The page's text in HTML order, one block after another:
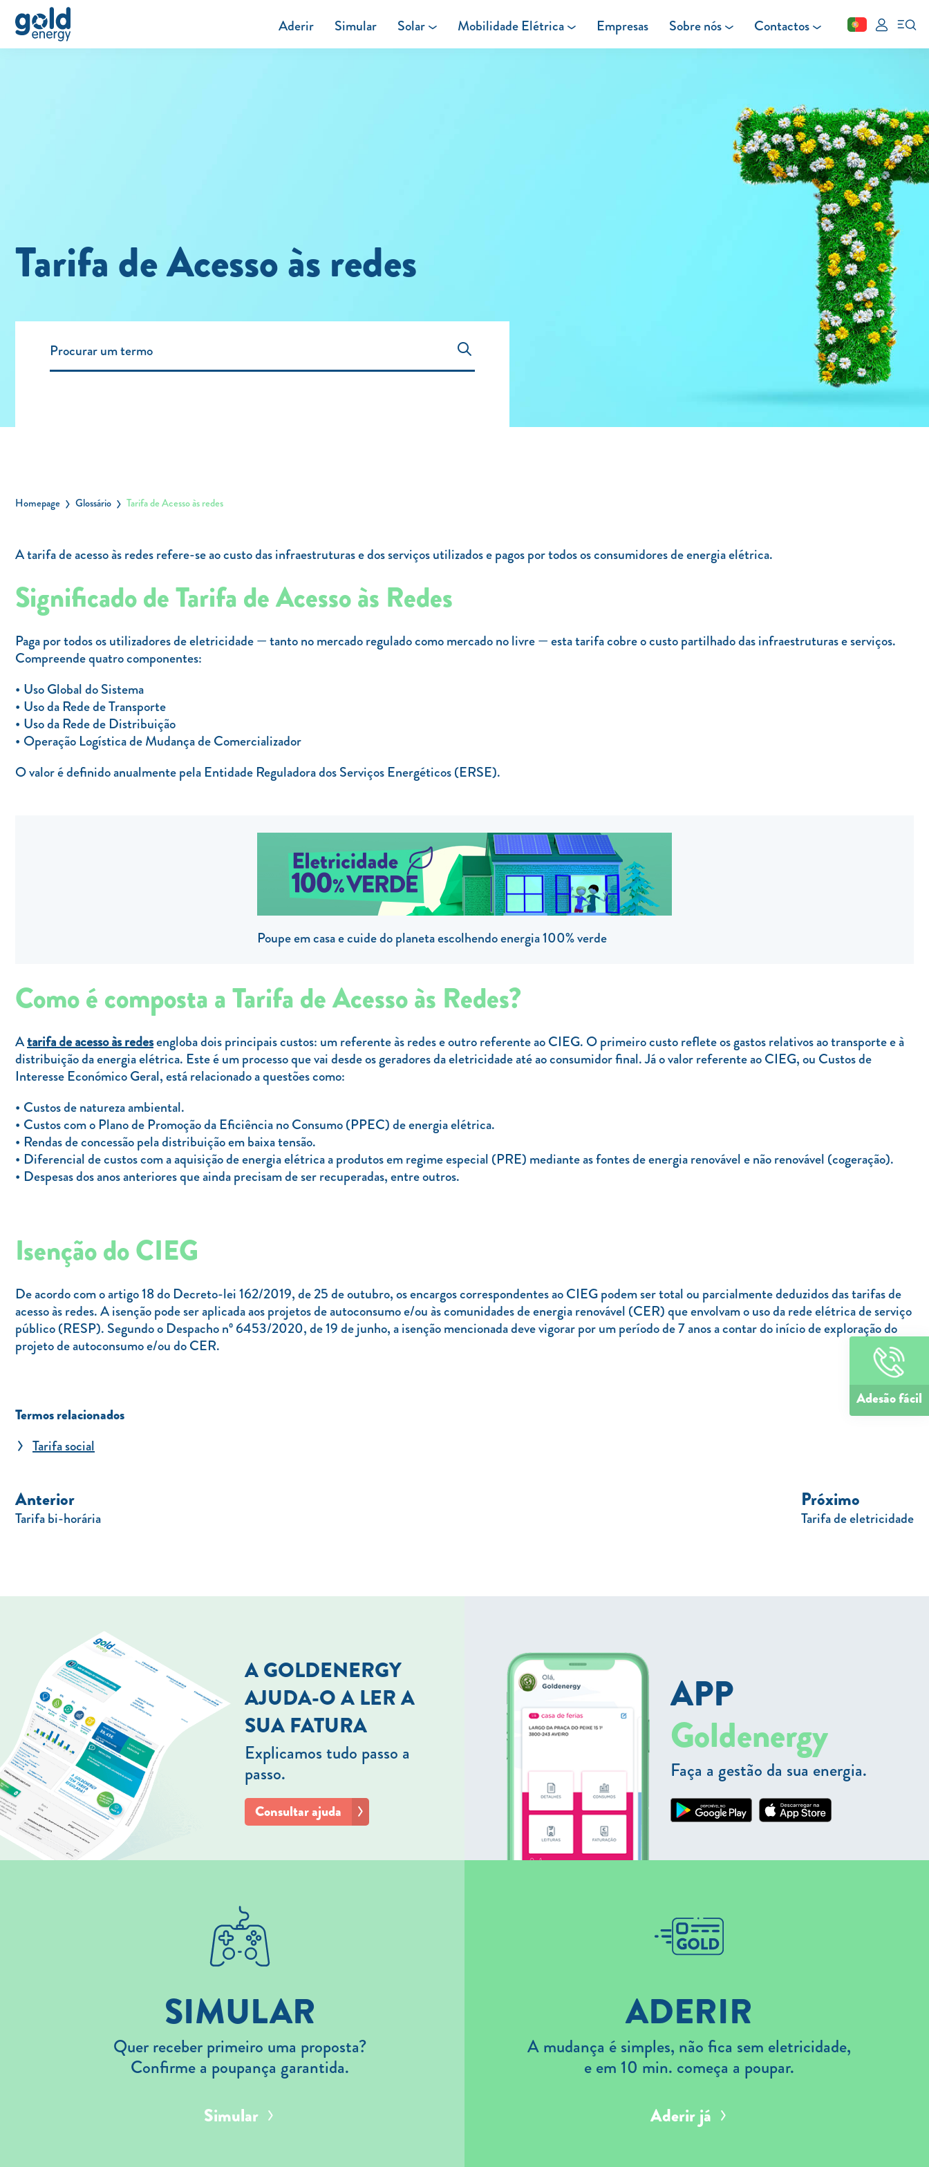
Aderir Simular Solar Mobilidade Elétrica Empresas Sobre nós Contactos
Fechar
Tarifa de Acesso às redes
Homepage Glossário Tarifa de Acesso às redes
A tarifa de acesso às redes refere-se ao custo das infraestruturas e dos serviços utilizados e pagos por todos os consumidores de energia elétrica.
Significado de Tarifa de Acesso às Redes
Paga por todos os utilizadores de eletricidade — tanto no mercado regulado como mercado no livre — esta tarifa cobre o custo partilhado das infraestruturas e serviços.
Compreende quatro componentes:
Uso Global do Sistema
Uso da Rede de Transporte
Uso da Rede de Distribuição
Operação Logística de Mudança de Comercializador
O valor é definido anualmente pela Entidade Reguladora dos Serviços Energéticos (ERSE).
Poupe em casa e cuide do planeta escolhendo energia 100% verde
Como é composta a Tarifa de Acesso às Redes?
Atarifa de acesso às redesengloba dois principais custos: um referente às redes e outro referente ao CIEG. O primeiro custo reflete os gastos relativos ao transporte e à
distribuição da energia elétrica. Este é um processo que vai desde os geradores da eletricidade até ao consumidor final. Já o valor referente ao CIEG, ou Custos de
Interesse Económico Geral, está relacionado a questões como:
Custos de natureza ambiental.
Custos com o Plano de Promoção da Eficiência no Consumo (PPEC) de energia elétrica.
Rendas de concessão pela distribuição em baixa tensão.
Diferencial de custos com a aquisição de energia elétrica a produtos em regime especial (PRE) mediante as fontes de energia renovável e não renovável (cogeração).
Despesas dos anos anteriores que ainda precisam de ser recuperadas, entre outros.
Isenção do CIEG
De acordo com o artigo 18 do Decreto-lei 162/2019, de 25 de outubro, os encargos correspondentes ao CIEG podem ser total ou parcialmente deduzidos das tarifas de
acesso às redes. A isenção pode ser aplicada aos projetos de autoconsumo e/ou às comunidades de energia renovável (CER) que envolvam o uso da rede elétrica de serviço
público (RESP). Segundo o Despacho nº 6453/2020, de 19 de junho, a isenção mencionada deve vigorar por um período de 7 anos a contar do início de exploração do
projeto de autoconsumo e/ou do CER.
Termos relacionados
Tarifa social
Anterior
Tarifa bi-horária
Próximo
Tarifa de eletricidade
A GOLDENERGY
AJUDA-O A LER A
SUA FATURA
Explicamos tudo passo a
passo.
Consultar ajuda
APP
Goldenergy
Faça a gestão da sua energia.
SIMULAR
Quer receber primeiro uma proposta?
Confirme a poupança garantida.
Simular
ADERIR
A mudança é simples, não fica sem eletricidade,
e em 10 min. começa a poupar.
Aderir já
Adesão fácil